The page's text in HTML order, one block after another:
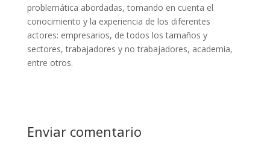
problemática abordadas, tomando en cuenta el
conocimiento y la experiencia de los diferentes
actores: empresarios, de todos los tamaños y
sectores, trabajadores y no trabajadores, academia,
entre otros.
Enviar comentario